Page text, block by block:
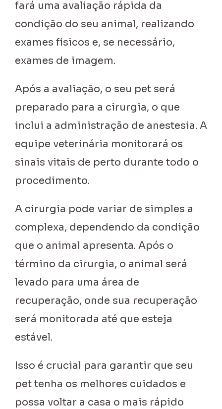
fará uma avaliação rápida da
condição do seu animal, realizando
exames físicos e, se necessário,
exames de imagem.
Após a avaliação, o seu pet será
preparado para a cirurgia, o que
inclui a administração de anestesia. A
equipe veterinária monitorará os
sinais vitais de perto durante todo o
procedimento.
A cirurgia pode variar de simples a
complexa, dependendo da condição
que o animal apresenta. Após o
término da cirurgia, o animal será
levado para uma área de
recuperação, onde sua recuperação
será monitorada até que esteja
estável.
Isso é crucial para garantir que seu
pet tenha os melhores cuidados e
possa voltar a casa o mais rápido